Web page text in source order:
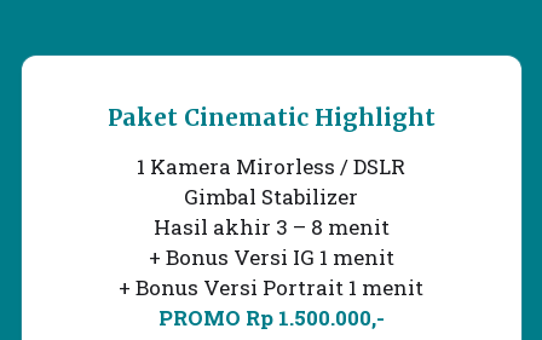
Paket Cinematic Highlight
1 Kamera Mirorless / DSLR
Gimbal Stabilizer
Hasil akhir 3 – 8 menit
+ Bonus Versi IG 1 menit
+ Bonus Versi Portrait 1 menit
PROMO Rp 1.500.000,-